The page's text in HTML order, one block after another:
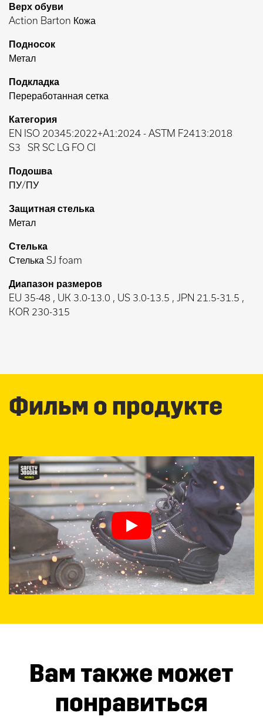
Верх обуви
Action Barton Кожа
Подносок
Метал
Подкладка
Переработанная сетка
Категория
EN ISO 20345:2022+A1:2024 - ASTM F2413:2018
S3
SR SC LG FO CI
Подошва
ПУ/ПУ
Защитная стелька
Метал
Стелька
Стелька SJ foam
Диапазон размеров
EU 35-48 , UK 3.0-13.0 , US 3.0-13.5 , JPN 21.5-31.5 ,
KOR 230-315
Фильм о продукте
Вам также может
понравиться